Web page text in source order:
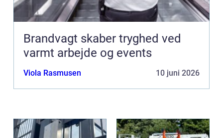
Brandvagt skaber tryghed ved
varmt arbejde og events
Viola Rasmusen 10 juni 2026